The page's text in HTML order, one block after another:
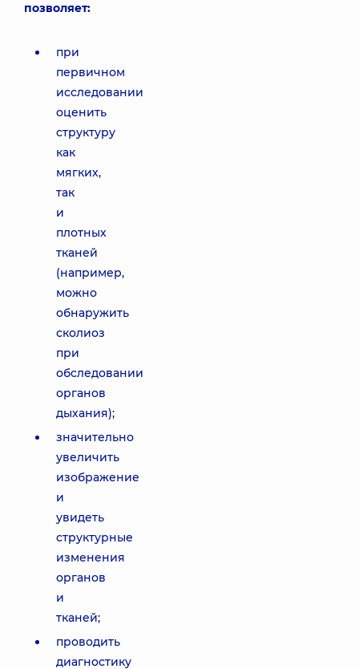
позволяет:
при
первичном
исследовании
оценить
структуру
как
мягких,
так
и
плотных
тканей
(например,
можно
обнаружить
сколиоз
при
обследовании
органов
дыхания);
значительно
увеличить
изображение
и
увидеть
структурные
изменения
органов
и
тканей;
проводить
диагностику